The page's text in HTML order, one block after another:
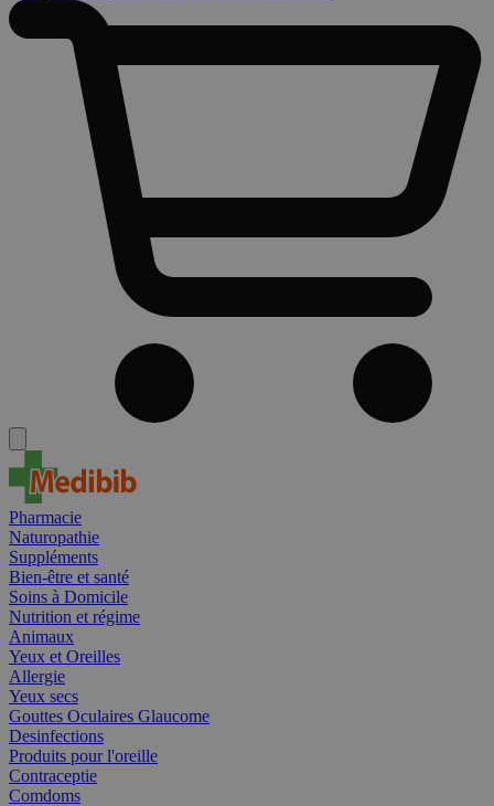
Pharmacie
Naturopathie
Suppléments
Bien-être et santé
Soins à Domicile
Nutrition et régime
Animaux
Yeux et Oreilles
Allergie
Yeux secs
Gouttes Oculaires Glaucome
Desinfections
Produits pour l'oreille
Contraceptie
Comdoms